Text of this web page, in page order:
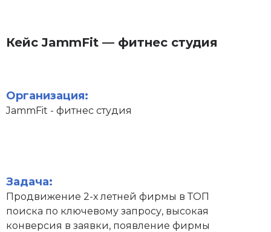
Кейс JammFit — фитнес студия
Организация:
JammFit - фитнес студия
Задача:
Продвижение 2-х летней фирмы в ТОП
поиска по ключевому запросу, высокая
конверсия в заявки, появление фирмы